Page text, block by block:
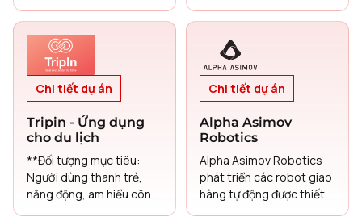
đặc biệt để giải quyết các
hiệu quả hoạt động quan
trọng đang phổ biến
trong các Doanh nghiệp
Nhỏ và Vừa (SMEs).
gồm phân tích nhu cầu và
thách thức của SMEs
(dựa trên việc triển khai
nền tảng Fastdo hiện có),
đã chỉ ra những khó khăn
và cư xử lịch sự hơn thông
qua các khóa đào tạo
trước khi gia nhập.
Chi tiết dự án
Tripin - Ứng dụng
cho du lịch
**Đối tượng mục tiêu:
Người dùng thanh trẻ,
năng động, am hiểu công
Chi tiết dự án
Alpha Asimov
Robotics
Alpha Asimov Robotics
phát triển các robot giao
hàng tự động được thiết